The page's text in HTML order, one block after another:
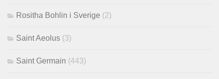
Rositha Bohlin i Sverige (2)
Saint Aeolus (3)
Saint Germain (443)